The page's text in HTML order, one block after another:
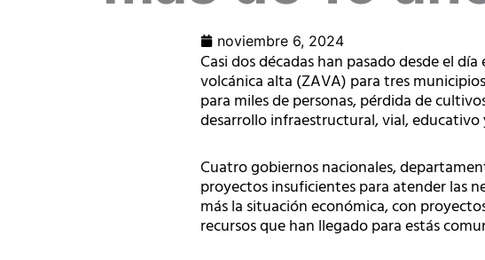
noviembre 6, 2024
Casi dos décadas han pasado desde el
volcánica alta (ZAVA) para tres
para miles de personas, pérdida de
desarrollo infraestructural, vial,
Cuatro gobiernos nacionales,
proyectos insuficientes para atender las
más la situación económica, con
recursos que han llegado para estás